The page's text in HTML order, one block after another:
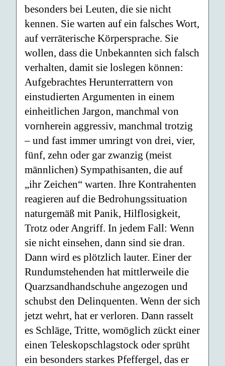
besonders bei Leuten, die sie nicht
kennen. Sie warten auf ein falsches Wort,
auf verräterische Körpersprache. Sie
wollen, dass die Unbekannten sich falsch
verhalten, damit sie loslegen können:
Aufgebrachtes Herunterrattern von
einstudierten Argumenten in einem
einheitlichen Jargon, manchmal von
vornherein aggressiv, manchmal trotzig
– und fast immer umringt von drei, vier,
fünf, zehn oder gar zwanzig (meist
männlichen) Sympathisanten, die auf
„ihr Zeichen“ warten. Ihre Kontrahenten
reagieren auf die Bedrohungssituation
naturgemäß mit Panik, Hilflosigkeit,
Trotz oder Angriff. In jedem Fall: Wenn
sie nicht einsehen, dann sind sie dran.
Dann wird es plötzlich lauter. Einer der
Rundumstehenden hat mittlerweile die
Quarzsandhandschuhe angezogen und
schubst den Delinquenten. Wenn der sich
jetzt wehrt, hat er verloren. Dann rasselt
es Schläge, Tritte, womöglich zückt einer
einen Teleskopschlagstock oder sprüht
ein besonders starkes Pfeffergel, das er